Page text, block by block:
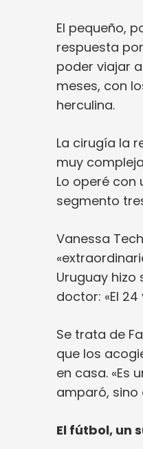
El pequeño,
respuesta
poder viajar
meses, con
herculina.
La cirugía la
muy
Lo operé con
segmento
Vanessa
Uruguay hizo
doctor: «El
Se trata de
que los
en casa. «Es
amparó,
El fútbol, un